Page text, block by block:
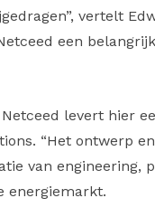
vertelt
een
Netceed levert hier
“Het ontwerp
van engineering,
energiemarkt.